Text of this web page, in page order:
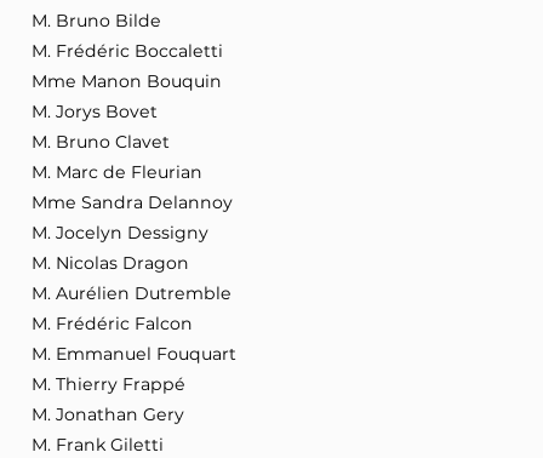
M. Bruno Bilde
M. Frédéric Boccaletti
Mme Manon Bouquin
M. Jorys Bovet
M. Bruno Clavet
M. Marc de Fleurian
Mme Sandra Delannoy
M. Jocelyn Dessigny
M. Nicolas Dragon
M. Aurélien Dutremble
M. Frédéric Falcon
M. Emmanuel Fouquart
M. Thierry Frappé
M. Jonathan Gery
M. Frank Giletti